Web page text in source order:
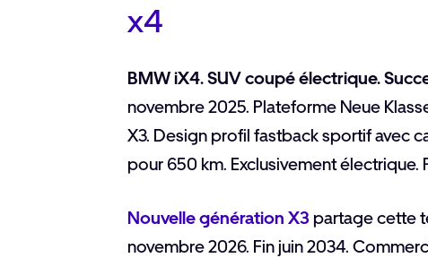
x4
BMW iX4. SUV coupé électrique.
novembre 2025. Plateforme Neue
X3. Design profil fastback sportif avec
pour 650 km. Exclusivement électrique.
Nouvelle génération X3 partage cette
novembre 2026. Fin juin 2034.